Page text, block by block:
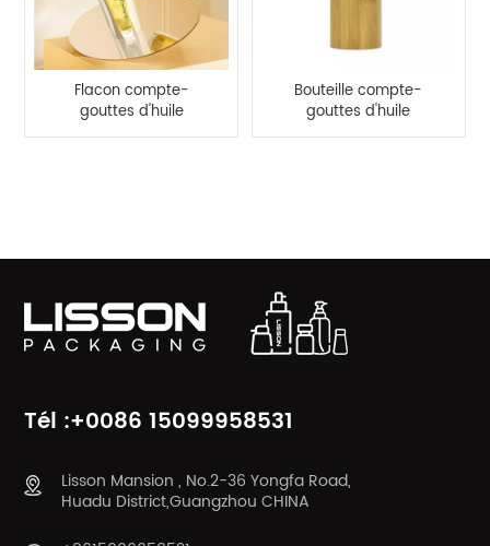
Flacon compte-
gouttes d'huile
essentielle en
Bouteille compte-
gouttes d'huile
essentielle de sérum
Tél :+0086 15099958531
Lisson Mansion , No.2-36 Yongfa Road,
Huadu District,Guangzhou CHINA